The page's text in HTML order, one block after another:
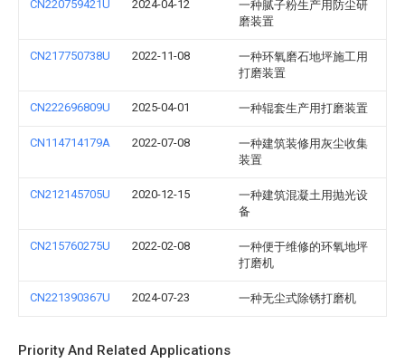
CN220759421U 2024-04-12
一种腻子粉生产用防尘研
磨装置
CN217750738U 2022-11-08
一种环氧磨石地坪施工用
打磨装置
CN222696809U 2025-04-01 一种辊套生产用打磨装置
CN114714179A 2022-07-08
一种建筑装修用灰尘收集
装置
CN212145705U 2020-12-15
一种建筑混凝土用抛光设
备
CN215760275U 2022-02-08
一种便于维修的环氧地坪
打磨机
CN221390367U 2024-07-23 一种无尘式除锈打磨机
Priority And Related Applications